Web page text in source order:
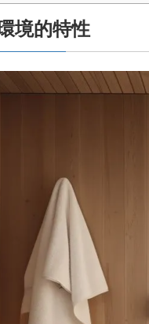
境的特性